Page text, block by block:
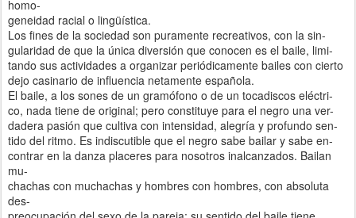
homo-
geneidad racial o lingüística.
Los fines de la sociedad son puramente recreativos, con la sin-
gularidad de que la única diversión que conocen es el baile, limi-
tando sus actividades a organizar periódicamente bailes con cierto
dejo casinario de influencia netamente española.
El baile, a los sones de un gramófono o de un tocadiscos eléctri-
co, nada tiene de original; pero constituye para el negro una ver-
dadera pasión que cultiva con intensidad, alegría y profundo sen-
tido del ritmo. Es indiscutible que el negro sabe bailar y sabe en-
contrar en la danza placeres para nosotros inalcanzados. Bailan
mu-
chachas con muchachas y hombres con hombres, con absoluta
des-